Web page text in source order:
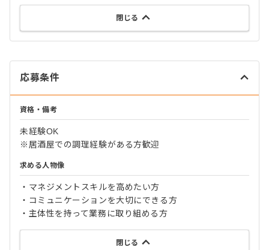
閉じる
応募条件
資格・備考
未経験OK
※居酒屋での調理経験がある方歓迎
求める人物像
・マネジメントスキルを高めたい方
・コミュニケーションを大切にできる方
・主体性を持って業務に取り組める方
閉じる